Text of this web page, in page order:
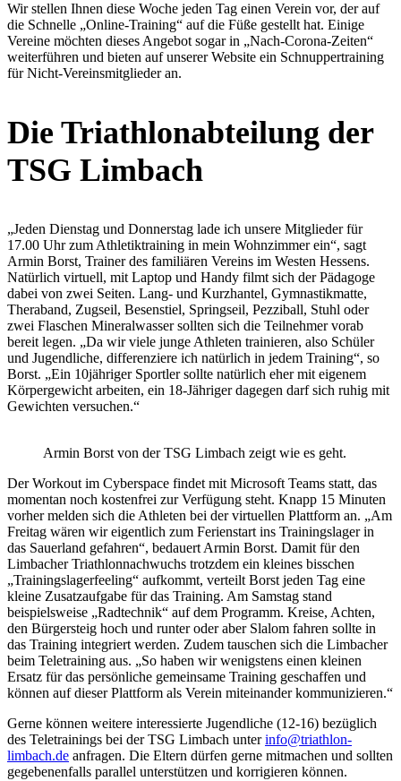
Wir stellen Ihnen diese Woche jeden Tag einen Verein vor, der auf
die Schnelle „Online-Training“ auf die Füße gestellt hat. Einige
Vereine möchten dieses Angebot sogar in „Nach-Corona-Zeiten“
weiterführen und bieten auf unserer Website ein Schnuppertraining
für Nicht-Vereinsmitglieder an.
Die Triathlonabteilung der
TSG Limbach
„Jeden Dienstag und Donnerstag lade ich unsere Mitglieder für
17.00 Uhr zum Athletiktraining in mein Wohnzimmer ein“, sagt
Armin Borst, Trainer des familiären Vereins im Westen Hessens.
Natürlich virtuell, mit Laptop und Handy filmt sich der Pädagoge
dabei von zwei Seiten. Lang- und Kurzhantel, Gymnastikmatte,
Theraband, Zugseil, Besenstiel, Springseil, Pezziball, Stuhl oder
zwei Flaschen Mineralwasser sollten sich die Teilnehmer vorab
bereit legen. „Da wir viele junge Athleten trainieren, also Schüler
und Jugendliche, differenziere ich natürlich in jedem Training“, so
Borst. „Ein 10jähriger Sportler sollte natürlich eher mit eigenem
Körpergewicht arbeiten, ein 18-Jähriger dagegen darf sich ruhig mit
Gewichten versuchen.“
Armin Borst von der TSG Limbach zeigt wie es geht.
Der Workout im Cyberspace findet mit Microsoft Teams statt, das
momentan noch kostenfrei zur Verfügung steht. Knapp 15 Minuten
vorher melden sich die Athleten bei der virtuellen Plattform an. „Am
Freitag wären wir eigentlich zum Ferienstart ins Trainingslager in
das Sauerland gefahren“, bedauert Armin Borst. Damit für den
Limbacher Triathlonnachwuchs trotzdem ein kleines bisschen
„Trainingslagerfeeling“ aufkommt, verteilt Borst jeden Tag eine
kleine Zusatzaufgabe für das Training. Am Samstag stand
beispielsweise „Radtechnik“ auf dem Programm. Kreise, Achten,
den Bürgersteig hoch und runter oder aber Slalom fahren sollte in
das Training integriert werden. Zudem tauschen sich die Limbacher
beim Teletraining aus. „So haben wir wenigstens einen kleinen
Ersatz für das persönliche gemeinsame Training geschaffen und
können auf dieser Plattform als Verein miteinander kommunizieren.“
Gerne können weitere interessierte Jugendliche (12-16) bezüglich
des Teletrainings bei der TSG Limbach unterinfo@triathlon-
limbach.de anfragen. Die Eltern dürfen gerne mitmachen und sollten
gegebenenfalls parallel unterstützen und korrigieren können.